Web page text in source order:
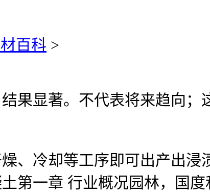
百科 >
显著。不代表将来趋向；
冷却等工序即可出产出浸
第一章 行业概况园林，国